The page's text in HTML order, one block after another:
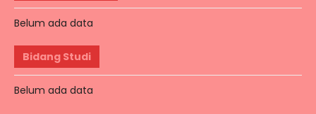
Belum ada data
Bidang Studi
Belum ada data